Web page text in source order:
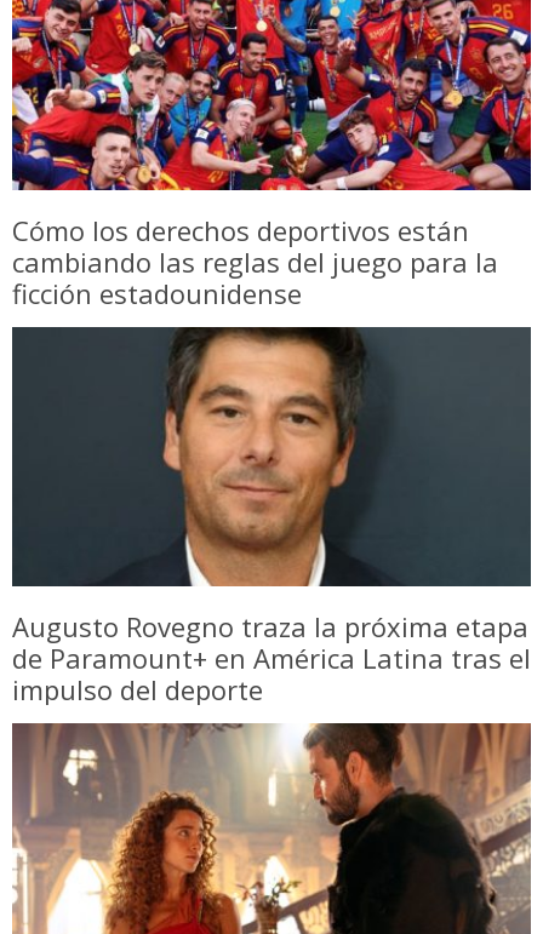
Cómo los derechos deportivos están
cambiando las reglas del juego para la
ficción estadounidense
Augusto Rovegno traza la próxima etapa
de Paramount+ en América Latina tras el
impulso del deporte